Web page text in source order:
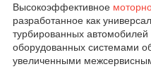
Высокоэффективное
разработанное как
турбированных
оборудованных системами
увеличенными